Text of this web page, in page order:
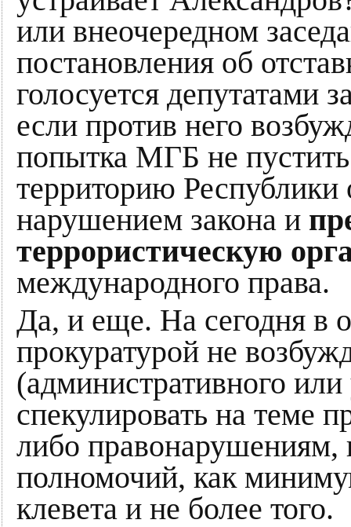
или внеочередном
постановления об
голосуется депутатами
если против него
попытка МГБ не пустить
территорию Республики
нарушением закона и
террористическую
международного права.
Да, и еще. На сегодня в
прокуратурой не
(административного
спекулировать на теме
либо
полномочий, как
клевета и не более того.